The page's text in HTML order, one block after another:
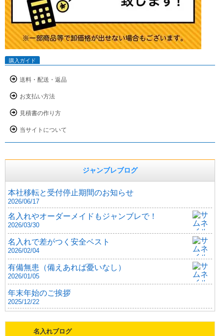
購入ガイド
送料・配送・返品
お支払い方法
見積書の作り方
当サイトについて
ジャンブレブログ
本社移転と受付停止期間のお知らせ
2026/06/17
名入れやオーダーメイドもジャンブレで！
2026/03/30
名入れで差がつく安全ベスト
2026/02/04
有備無患（備えあれば憂いなし）
2026/01/05
年末年始のご挨拶
2025/12/22
名入れブログ